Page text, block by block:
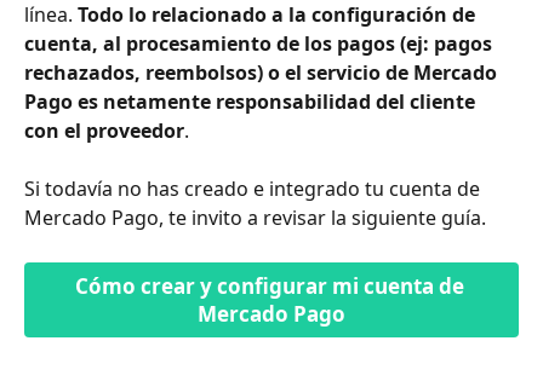
línea. Todo lo relacionado a la configuración de
cuenta, al procesamiento de los pagos (ej: pagos
rechazados, reembolsos) o el servicio de Mercado
Pago es netamente responsabilidad del cliente
con el proveedor.
Si todavía no has creado e integrado tu cuenta de
Mercado Pago, te invito a revisar la siguiente guía.
Cómo crear y configurar mi cuenta de
Mercado Pago